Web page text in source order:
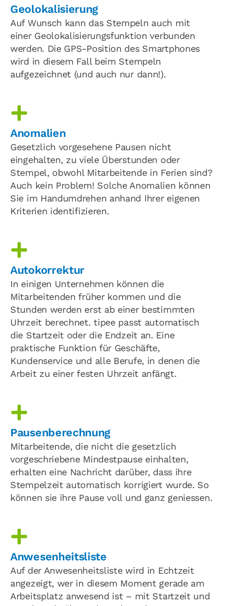
Geolokalisierung
Auf Wunsch kann das Stempeln auch mit
einer Geolokalisierungsfunktion verbunden
werden. Die GPS-Position des Smartphones
wird in diesem Fall beim Stempeln
aufgezeichnet (und auch nur dann!).
Anomalien
Gesetzlich vorgesehene Pausen nicht
eingehalten, zu viele Überstunden oder
Stempel, obwohl Mitarbeitende in Ferien sind?
Auch kein Problem! Solche Anomalien können
Sie im Handumdrehen anhand Ihrer eigenen
Kriterien identifizieren.
Autokorrektur
In einigen Unternehmen können die
Mitarbeitenden früher kommen und die
Stunden werden erst ab einer bestimmten
Uhrzeit berechnet. tipee passt automatisch
die Startzeit oder die Endzeit an. Eine
praktische Funktion für Geschäfte,
Kundenservice und alle Berufe, in denen die
Arbeit zu einer festen Uhrzeit anfängt.
Pausenberechnung
Mitarbeitende, die nicht die gesetzlich
vorgeschriebene Mindestpause einhalten,
erhalten eine Nachricht darüber, dass ihre
Stempelzeit automatisch korrigiert wurde. So
können sie ihre Pause voll und ganz geniessen.
Anwesenheitsliste
Auf der Anwesenheitsliste wird in Echtzeit
angezeigt, wer in diesem Moment gerade am
Arbeitsplatz anwesend ist – mit Startzeit und